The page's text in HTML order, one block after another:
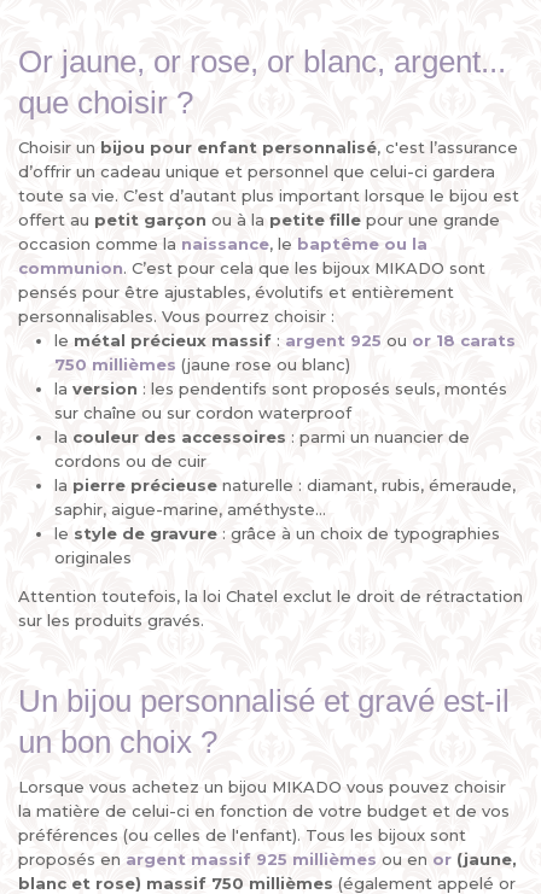
Or jaune, or rose, or blanc, argent...
que choisir ?
Choisir un bijou pour enfant personnalisé, c'est l’assurance
d’offrir un cadeau unique et personnel que celui-ci gardera
toute sa vie. C’est d’autant plus important lorsque le bijou est
offert au petit garçon ou à la petite fille pour une grande
occasion comme la naissance, le baptême ou la
communion. C’est pour cela que les bijoux MIKADO sont
pensés pour être ajustables, évolutifs et entièrement
personnalisables. Vous pourrez choisir :
le métal précieux massif : argent 925 ou or 18 carats
750 millièmes (jaune rose ou blanc)
la version : les pendentifs sont proposés seuls, montés
sur chaîne ou sur cordon waterproof
la couleur des accessoires : parmi un nuancier de
cordons ou de cuir
la pierre précieuse naturelle : diamant, rubis, émeraude,
saphir, aigue-marine, améthyste...
le style de gravure : grâce à un choix de typographies
originales
Attention toutefois, la loi Chatel exclut le droit de rétractation
sur les produits gravés.
Un bijou personnalisé et gravé est-il
un bon choix ?
Lorsque vous achetez un bijou MIKADO vous pouvez choisir
la matière de celui-ci en fonction de votre budget et de vos
préférences (ou celles de l'enfant). Tous les bijoux sont
proposés en argent massif 925 millièmes ou en or (jaune,
blanc et rose) massif 750 millièmes (également appelé or